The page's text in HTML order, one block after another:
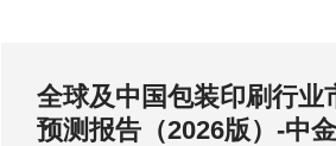
全球及中国包装印刷行
预测报告（2026版）-中